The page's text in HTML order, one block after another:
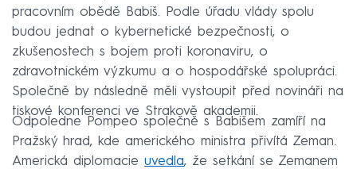
pracovním obědě Babiš. Podle úřadu vlády spolu
budou jednat o kybernetické bezpečnosti, o
zkušenostech s bojem proti koronaviru, o
zdravotnickém výzkumu a o hospodářské spolupráci.
Společně by následně měli vystoupit před novináři na
tiskové konferenci ve Strakově akademii.
Odpoledne Pompeo společně s Babišem zamíří na
Pražský hrad, kde amerického ministra přivítá Zeman.
Americká diplomacie uvedla, že setkání se Zemanem